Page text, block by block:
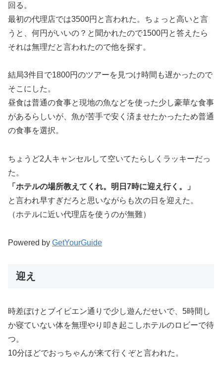
回る。
最初の代理店では3500円と言われた。ちょっと高いと言
うと、何円がいいの？と聞かれたので1500円と答えたら
それは無理だと言われたので他を探す。
結局3件目で1800円のツアーを見つけ時間も遅かったので
そこにした。
昼食は普通の食事と現地の魚などを使った少し豪華な食事
があるらしいが、魚が苦手で安く済ませたかったため普通
の食事を選択。
ちょうど2人キャンセルして空いてたらしくラッキーだっ
た。
「ホテルの場所教えてくれ。明日7時に迎え行く。」
と言われ早すぎだろと思いながらも次の日を迎えた。
（ホテルに近い代理店を使うのが無難）
Powered by GetYourGuide
迎え
時差ぼけとブイビエン通りで少し遊んだせいで、5時間し
か寝ていない体を無理やり叩き起こしホテルのロビーで待
つ。
10分ほどでおっちゃんが来て行くぞと言われた。